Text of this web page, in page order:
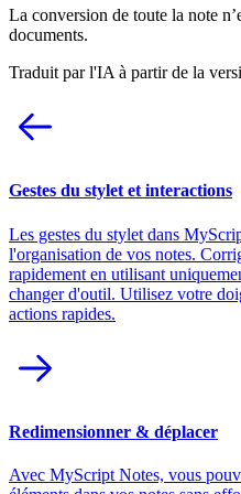
La conversion de toute la note
documents.
Traduit par l'IA à partir de la
Gestes du stylet et interactions
Les gestes du stylet dans
l'organisation de vos notes.
rapidement en utilisant
changer d'outil. Utilisez votre
actions rapides.
Redimensionner & déplacer
Avec MyScript Notes, vous